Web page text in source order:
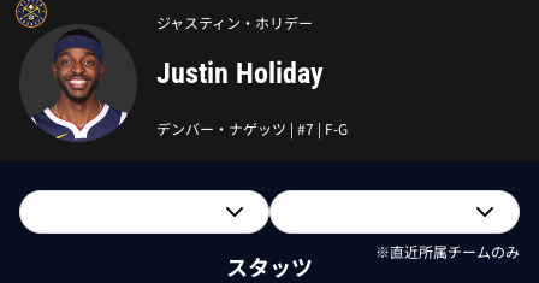
ジャスティン・ホリデー
Justin Holiday
デンバー・ナゲッツ | #7 | F-G
スタッツ ※直近所属チームのみ